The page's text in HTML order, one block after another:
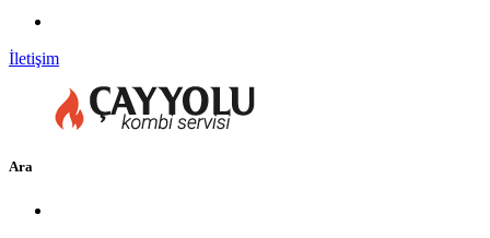
İletişim
Ara